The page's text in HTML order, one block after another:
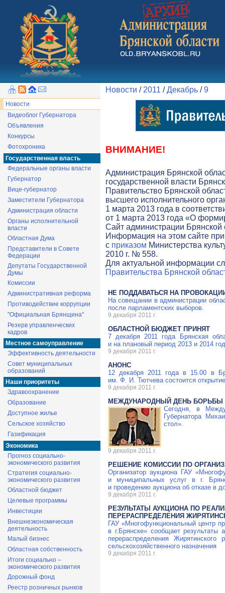
Новости
Видеоблог Губернатора
Объявления
Конкурсы
Фотохроника
Государственная власть
Федеральные органы власти
Губернатор
Вице-губернатор
Заместители Губернатора
Администрация области
Органы исполнительной
власти
Областная Дума
Представители в Совете
Федерации
Депутаты Государственной
Думы
Комиссии
Административная реформа
Противодействие коррупции
"Официальная Брянщина"
Резерв управленческих
кадров
Местное самоуправление
Эффективность деятельности
Совет муниципальных
образований
Наши приоритеты
Здравоохранение
Образование
Доступное жилье
Сельское хозяйство
Газификация
Экономика
Прогноз социально-
экономического развития
Стратегия социально-
экономического развития
Областной бюджет
Целевые программы
Инвестиции
Внешнеэкономическая
деятельность
Малый бизнес
Областная собственность
Итоги социально –
экономического развития
Дорожный фонд
Реестр розничных рынков
Новости / 2011 /Декабрь /9
ВНИМАНИЕ!
Администрация Брянской
государственной власти
Правительство Брянской
высшего исполнительного
1 марта 2013 года в
от 1 марта 2013 года «О
Cайт администрации Брянской
Информация на этом сайте
с приказом Министерства
2010 г. № 558.
Для актуальной информации
Правительства Брянской
НЕ ПОДДАВАТЬСЯ НА
На совещании в администрации
после парламентских выборов.
9 декабря 2011 г.
ОБЛАСТНОЙ БЮДЖЕТ ПРИНЯТ
7 декабря 2011 года Брянская
и на плановый период 2013 и 2014
9 декабря 2011 г.
АНОНС
12 декабря 2011 года в 15.00 в
им. Ф. И. Тютчевасостоится
9 декабря 2011 г.
МЕЖДУНАРОДНЫЙ ДЕНЬ БОРЬБЫ
Сегодня, в
Губернатора
стол».
9 декабря 2011 г.
РЕШЕНИЕ КОМИССИИ ПО
Организатор аукциона ГАУ
и муниципальных услуг в г.
и проведению аукциона об отказе в
9 декабря 2011 г.
РЕЗУЛЬТАТЫ АУКЦИОНА ПО
ПЕРЕРАСПРЕДЕЛЕНИЯ
ГАУ «Многофункциональный центр
в г.Брянске» сообщает результаты
перераспределения
сельскохозяйственного назначения
9 декабря 2011 г.